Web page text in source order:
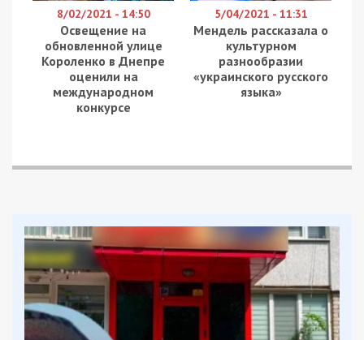
У Павлограді виникли пожежі. Пошкоджені
понад 10 приватних будинків та авто.
Постраждали троє людей. 55-річні чоловік та
жінка госпіталізовані в стані середньої тяжкості,
43-річний чоловік – на амбулаторному лікуванні.
споруда.
Нікополю, Марганецькій, Червоногригорівській і
Покровській громадах. Пошкоджені
інфраструктура та будівлі, що не експлуатуються.
Нагадаємо, раніше ми повідомляли про те, що
майже 80 разів ворог атакував три райони
Дніпропетровської області вдень 7 травня.